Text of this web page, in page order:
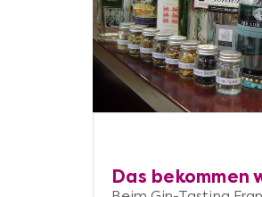
Das bekommen